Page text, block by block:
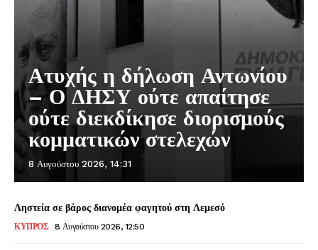
Ατυχής η δήλωση Αντωνίου
– Ο ΔΗΣΥ ούτε απαίτησε
ούτε διεκδίκησε διορισμούς
κομματικών στελεχών
8 Αυγούστου 2026, 14:31
Ληστεία σε βάρος διανομέα φαγητού στη Λεμεσό
ΚΥΠΡΟΣ 8 Αυγούστου 2026, 12:50